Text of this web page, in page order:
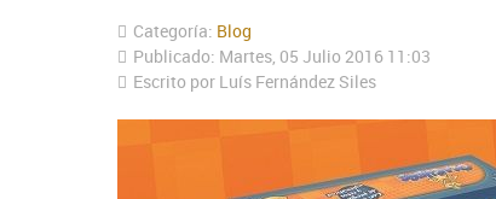
Categoría: Blog
Publicado: Martes, 05 Julio 2016 11:03
Escrito por Luís Fernández Siles